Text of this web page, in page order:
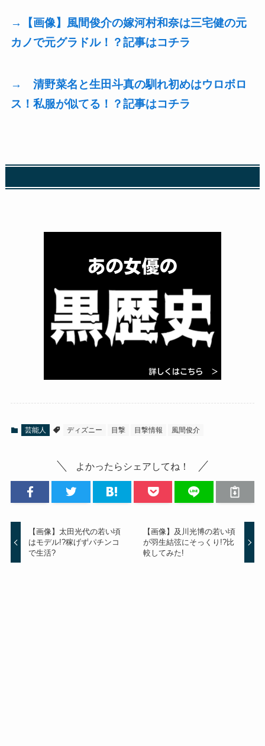
→【画像】風間俊介の嫁河村和奈は三宅健の元
カノで元グラドル！？記事はコチラ
→ 清野菜名と生田斗真の馴れ初めはウロボロ
ス！私服が似てる！？記事はコチラ
芸能人 ディズニー 目撃 目撃情報 風間俊介
よかったらシェアしてね！
【画像】太田光代の若い頃
はモデル!?稼げずパチンコ
で生活?
【画像】及川光博の若い頃
が羽生結弦にそっくり!?比
較してみた!